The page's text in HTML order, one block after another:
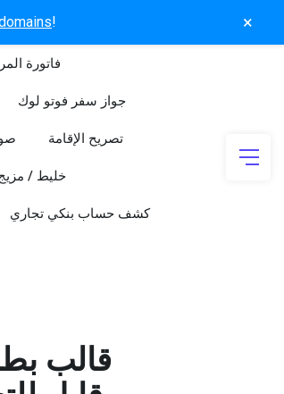
! ×
فاتورة
جواز سفر فوتو لوك
تصريح الإقامة
خليط /
كشف حساب بنكي تجاري
قالب